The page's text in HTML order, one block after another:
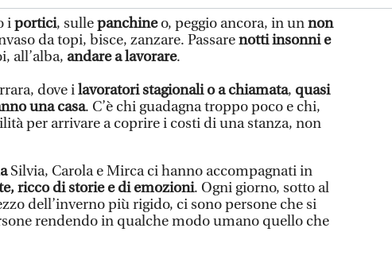
iportici, sullepanchineo, peggio ancora, in unnon
da topi, bisce, zanzare. Passarenotti insonni e
all’alba, andare a lavorare.
dove ilavoratori stagionali o a chiamata, quasi
una casa. C’è chi guadagna troppo poco e chi,
per arrivare a coprire i costi di una stanza, non
Silvia, Carola e Mirca ci hanno accompagnati in
ricco di storie e di emozioni. Ogni giorno, sotto al
dell’inverno più rigido, ci sono persone che si
rendendo in qualche modo umano quello che